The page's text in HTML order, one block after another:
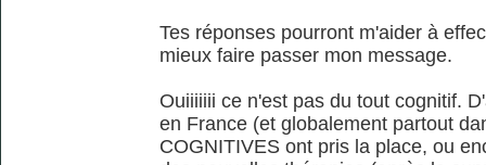
Tes réponses pourront m'aider à
mieux faire passer mon message.
Ouiiiiiii ce n'est pas du tout cognitif.
en France (et globalement partout
COGNITIVES ont pris la place, ou